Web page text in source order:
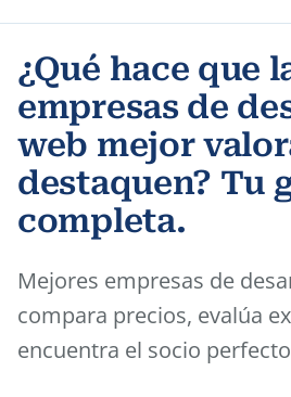
¿Qué hace que
empresas de
web mejor
destaquen? Tu
completa.
Mejores empresas de
compara precios, evalúa
encuentra el socio